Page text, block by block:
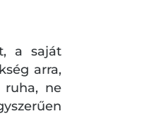
a saját
arra,
ne